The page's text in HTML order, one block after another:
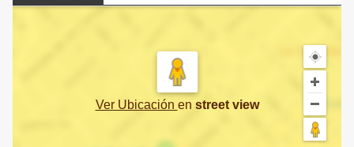
Ver Ubicación en street view